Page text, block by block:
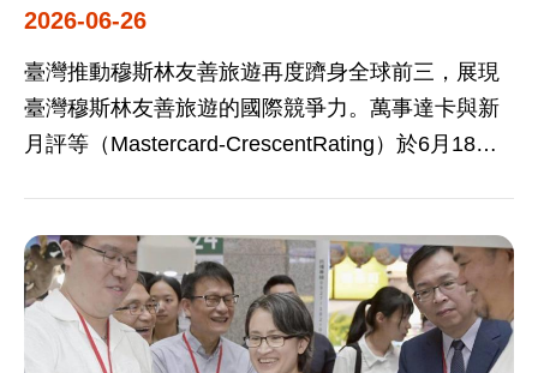
盼透過本次在福岡與熊本的活動推廣，讓更多九州
民眾看見臺灣24小時不打烊的旅遊新魅力。未來交
通部觀光署將持續開發修學旅行、郵輪觀光、美食
旅遊及節慶觀光等主題遊程，並與日本旅行社緊密
王」活動、「最愛臺灣紀行」送客計畫等，吸引更
多日本旅客造訪臺灣旅遊。
們蒞臨這場台灣引以為傲的永續觀光盛會。在這座
以大自然為畫布所繪製出的光影盛典中，大家不僅
能吹著海風，更能盡情沉浸於今年主題—『地景美
術館』的藝術饗宴。期盼參加的日本旅客能藉此機
續114年再次合作，與旗下HIS、阪急交通社、
JTB、農協觀光、Club Tourism等大型旅行社合作攬
客，活動報名相當踴躍，來台參加旅客近250人。另
外日本各組團社負責人員也組團提前來台考察，造
2026-06-26
臺灣推動穆斯林友善旅遊再度躋身全球前三，展現
臺灣穆斯林友善旅遊的國際競爭力。萬事達卡與新
月評等（Mastercard-CrescentRating）於6月18日
OIC）目的地評比中脫穎而出，與英國並列全球第
三名。此外，臺北小巨蛋亦榮獲「年度最佳穆斯林
友善活動場館（Muslim-friendly Event Venue of
The Year）」大獎，充分展現國際社會對臺灣多元